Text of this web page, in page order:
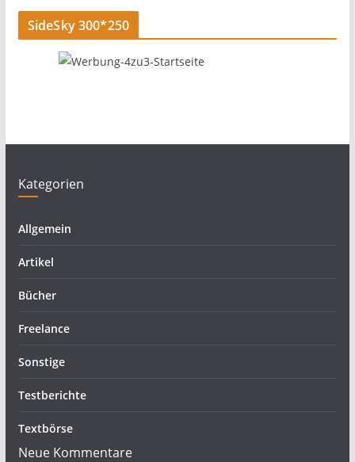
SideSky 300*250
Kategorien
Allgemein
Artikel
Bücher
Freelance
Sonstige
Testberichte
Textbörse
Neue Kommentare